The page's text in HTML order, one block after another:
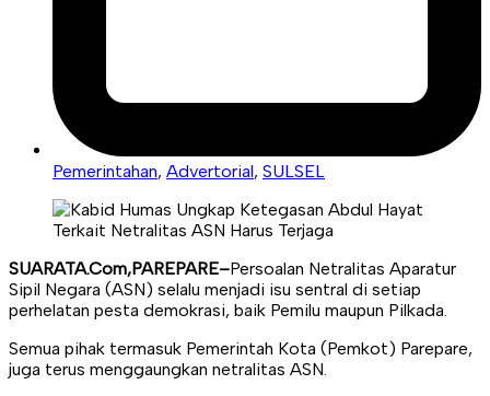
Pemerintahan, Advertorial, SULSEL
SUARATA.Com,PAREPARE–Persoalan Netralitas Aparatur
Sipil Negara (ASN) selalu menjadi isu sentral di setiap
perhelatan pesta demokrasi, baik Pemilu maupun Pilkada.
Semua pihak termasuk Pemerintah Kota (Pemkot) Parepare,
juga terus menggaungkan netralitas ASN.